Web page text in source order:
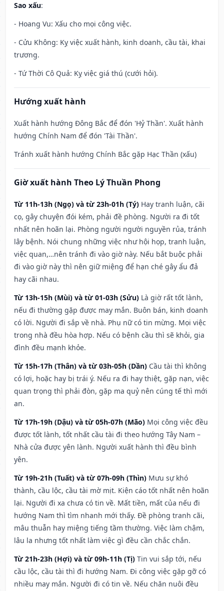
Sao xấu:
- Hoang Vu: Xấu cho mọi công việc.
- Cửu Không: Kỵ việc xuất hành, kinh doanh, cầu tài, khai
trương.
- Tứ Thời Cô Quả: Kỵ việc giá thú (cưới hỏi).
Hướng xuất hành
Xuất hành hướng Đông Bắc để đón 'Hỷ Thần'. Xuất hành
hướng Chính Nam để đón 'Tài Thần'.
Tránh xuất hành hướng Chính Bắc gặp Hạc Thần (xấu)
Giờ xuất hành Theo Lý Thuần Phong
Từ 11h-13h (Ngọ) và từ 23h-01h (Tý) Hay tranh luận, cãi
cọ, gây chuyện đói kém, phải đề phòng. Người ra đi tốt
nhất nên hoãn lại. Phòng người người nguyền rủa, tránh
lây bệnh. Nói chung những việc như hội họp, tranh luận,
việc quan,…nên tránh đi vào giờ này. Nếu bắt buộc phải
đi vào giờ này thì nên giữ miệng để hạn ché gây ẩu đả
hay cãi nhau.
Từ 13h-15h (Mùi) và từ 01-03h (Sửu) Là giờ rất tốt lành,
nếu đi thường gặp được may mắn. Buôn bán, kinh doanh
có lời. Người đi sắp về nhà. Phụ nữ có tin mừng. Mọi việc
trong nhà đều hòa hợp. Nếu có bệnh cầu thì sẽ khỏi, gia
đình đều mạnh khỏe.
Từ 15h-17h (Thân) và từ 03h-05h (Dần) Cầu tài thì không
có lợi, hoặc hay bị trái ý. Nếu ra đi hay thiệt, gặp nạn, việc
quan trọng thì phải đòn, gặp ma quỷ nên cúng tế thì mới
an.
Từ 17h-19h (Dậu) và từ 05h-07h (Mão) Mọi công việc đều
được tốt lành, tốt nhất cầu tài đi theo hướng Tây Nam –
Nhà cửa được yên lành. Người xuất hành thì đều bình
yên.
Từ 19h-21h (Tuất) và từ 07h-09h (Thìn) Mưu sự khó
thành, cầu lộc, cầu tài mờ mịt. Kiện cáo tốt nhất nên hoãn
lại. Người đi xa chưa có tin về. Mất tiền, mất của nếu đi
hướng Nam thì tìm nhanh mới thấy. Đề phòng tranh cãi,
mâu thuẫn hay miệng tiếng tầm thường. Việc làm chậm,
lâu la nhưng tốt nhất làm việc gì đều cần chắc chắn.
Từ 21h-23h (Hợi) và từ 09h-11h (Tị) Tin vui sắp tới, nếu
cầu lộc, cầu tài thì đi hướng Nam. Đi công việc gặp gỡ có
nhiều may mắn. Người đi có tin về. Nếu chăn nuôi đều